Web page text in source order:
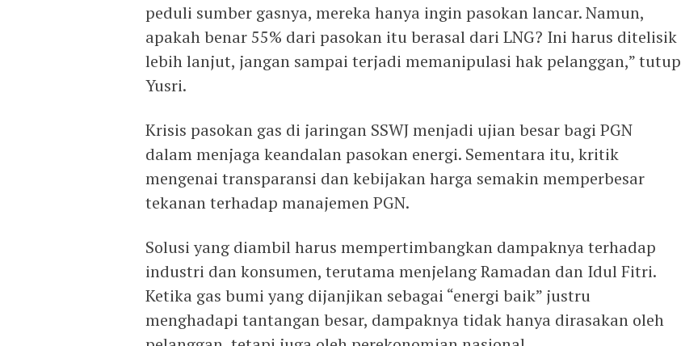
peduli sumber gasnya, mereka hanya ingin pasokan lancar. Namun,
apakah benar 55% dari pasokan itu berasal dari LNG? Ini harus ditelisik
lebih lanjut, jangan sampai terjadi memanipulasi hak pelanggan,” tutup
Yusri.
Krisis pasokan gas di jaringan SSWJ menjadi ujian besar bagi PGN
dalam menjaga keandalan pasokan energi. Sementara itu, kritik
mengenai transparansi dan kebijakan harga semakin memperbesar
tekanan terhadap manajemen PGN.
Solusi yang diambil harus mempertimbangkan dampaknya terhadap
industri dan konsumen, terutama menjelang Ramadan dan Idul Fitri.
Ketika gas bumi yang dijanjikan sebagai “energi baik” justru
menghadapi tantangan besar, dampaknya tidak hanya dirasakan oleh